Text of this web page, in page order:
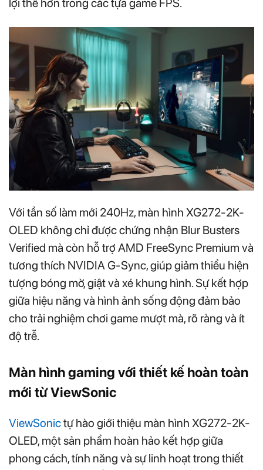
Với tần số làm mới 240Hz, màn hình XG272-2K-
OLED không chỉ được chứng nhận Blur Busters
Verified mà còn hỗ trợ AMD FreeSync Premium và
tương thích NVIDIA G-Sync, giúp giảm thiểu hiện
tượng bóng mờ, giật và xé khung hình. Sự kết hợp
giữa hiệu năng và hình ảnh sống động đảm bảo
cho trải nghiệm chơi game mượt mà, rõ ràng và ít
độ trễ.
Màn hình gaming với thiết kế hoàn toàn
mới từ ViewSonic
ViewSonictự hào giới thiệu màn hình XG272-2K-
OLED, một sản phẩm hoàn hảo kết hợp giữa
phong cách, tính năng và sự linh hoạt trong thiết